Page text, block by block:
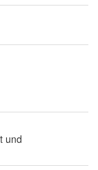
und